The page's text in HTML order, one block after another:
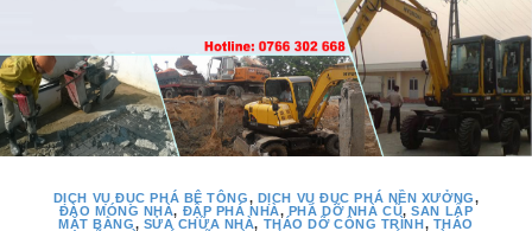
DỊCH VỤ ĐỤC PHÁ BÊ TÔNG, DỊCH VỤ ĐỤC PHÁ NỀN XƯỞNG,
ĐÀO MÓNG NHÀ, ĐẬP PHÁ NHÀ, PHÁ DỠ NHÀ CŨ,SAN LẤP
MẶT BẰNG, SỬA CHỮA NHÀ, THÁO DỠ CÔNG TRÌNH, THÁO